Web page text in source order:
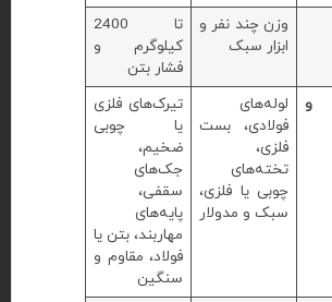
وزن چند نفر و
ابزار سبک
تا 2400
کیلوگرم و
فشار بتن
و
لوله‌های
فولادی، بست
فلزی،
تخته‌های
چوبی یا فلزی،
سبک و مدولار
تیرک‌های فلزی
یا چوبی
ضخیم،
جک‌های
سقفی،
پایه‌های
مهاربند، بتن یا
فولاد، مقاوم و
سنگین